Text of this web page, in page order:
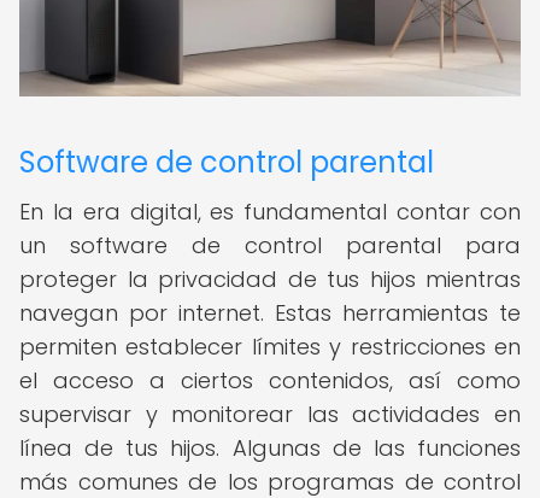
Software de control parental
En la era digital, es fundamental contar con
un software de control parental para
proteger la privacidad de tus hijos mientras
navegan por internet. Estas herramientas te
permiten establecer límites y restricciones en
el acceso a ciertos contenidos, así como
supervisar y monitorear las actividades en
línea de tus hijos. Algunas de las funciones
más comunes de los programas de control